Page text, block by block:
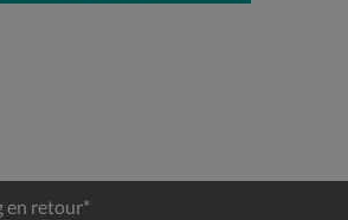
en retour*